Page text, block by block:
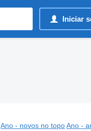
Iniciar
Ano - novos no topo Ano -